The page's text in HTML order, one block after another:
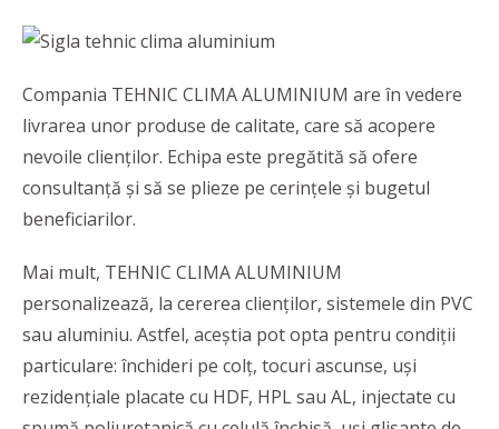
Compania TEHNIC CLIMA ALUMINIUM are în vedere
livrarea unor produse de calitate, care să acopere
nevoile clienților. Echipa este pregătită să ofere
consultanță și să se plieze pe cerințele și bugetul
beneficiarilor.
Mai mult, TEHNIC CLIMA ALUMINIUM
personalizează, la cererea clienților, sistemele din PVC
sau aluminiu. Astfel, aceștia pot opta pentru condiții
particulare: închideri pe colț, tocuri ascunse, uși
rezidențiale placate cu HDF, HPL sau AL, injectate cu